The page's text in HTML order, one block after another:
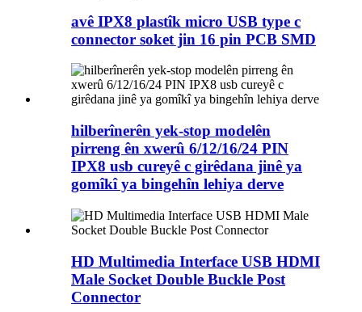
avê IPX8 plastîk micro USB type c
connector soket jin 16 pin PCB SMD
hilberînerên yek-stop modelên
pirreng ên xwerû 6/12/16/24 PIN
IPX8 usb cureyê c girêdana jinê ya
gomîkî ya bingehîn lehiya derve
HD Multimedia Interface USB HDMI
Male Socket Double Buckle Post
Connector